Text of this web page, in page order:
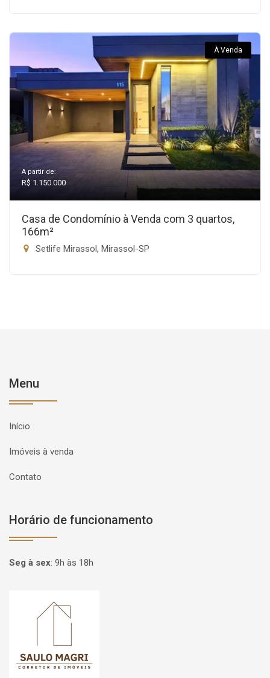
À Venda
A partir de:
R$ 1.150.000
Casa de Condomínio à Venda com 3 quartos,
166m²
Setlife Mirassol, Mirassol-SP
Menu
Início
Imóveis à venda
Contato
Horário de funcionamento
Seg à sex: 9h às 18h
Página inicial